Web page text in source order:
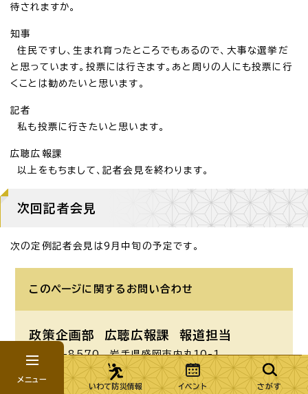
待されますか。
知事
住民ですし、生まれ育ったところでもあるので、大事な選挙だ
と思っています。投票には行きます。あと周りの人にも投票に行
くことは勧めたいと思います。
記者
私も投票に行きたいと思います。
広聴広報課
以上をもちまして、記者会見を終わります。
次回記者会見
次の定例記者会見は9月中旬の予定です。
このページに関する お問い合わせ
政策企画部 広聴広報課 報道担当
〒020-8570 岩手県盛岡市内丸10-1
電話番号：019-629-5285 ファクス番号：019-
651-4865
メニュー
いわて防災情報
イベント さがす